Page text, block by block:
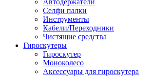
Автодержатели
Селфи палки
Инструменты
Кабели/Переходники
Чистящие средства
Гироскутеры
Гироскутер
Моноколесо
Аксессуары для гироскутера